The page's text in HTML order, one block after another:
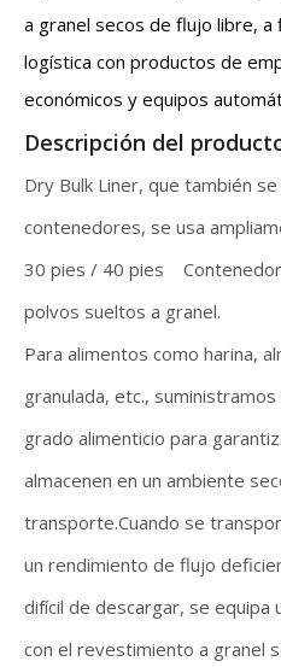
a granel secos de flujo libre, a
logística con productos de
económicos y equipos
Descripción del
Dry Bulk Liner, que también
contenedores, se usa
30 pies / 40 pies Contenedor
polvos sueltos a granel.
Para alimentos como harina,
granulada, etc.,
grado alimenticio para
almacenen en un ambiente
transporte.Cuando se
un rendimiento de flujo
difícil de descargar, se equipa
con el revestimiento a granel